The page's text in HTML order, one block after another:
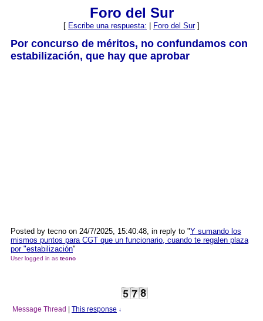
Foro del Sur
[ Escribe una respuesta: Foro del Sur]
Por concurso de méritos, no confundamos con
estabilización, que hay que aprobar
Posted by tecno on 24/7/2025, 15:40:48, in reply to "Y sumando los
mismos puntos para CGT que un funcionario, cuando te regalen plaza
por "estabilización"
User logged in as tecno
Message Thread This response ↓